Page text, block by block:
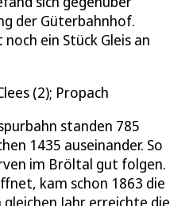
der Güterbahnhof.
ein Stück Gleis an
(2); Propach
standen 785
1435 auseinander. So
im Bröltal gut folgen.
kam schon 1863 die
Jahr erreichte die